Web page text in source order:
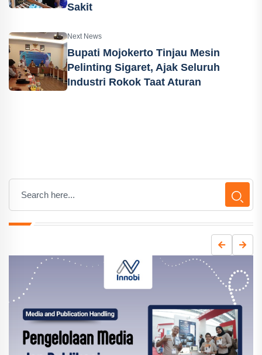
Sakit
Next News
Bupati Mojokerto Tinjau Mesin
Pelinting Sigaret, Ajak Seluruh
Industri Rokok Taat Aturan